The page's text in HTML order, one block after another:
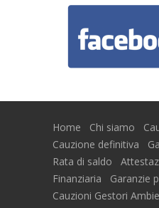
Home Chi siamo
Cauzione definitiva
Rata di saldo
Finanziaria
Garanzie
Cauzioni Gestori